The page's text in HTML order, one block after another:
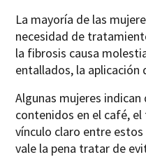
La mayoría de las
necesidad de
la fibrosis causa
entallados, la aplicación
Algunas mujeres
contenidos en el café,
vínculo claro entre
vale la pena tratar de